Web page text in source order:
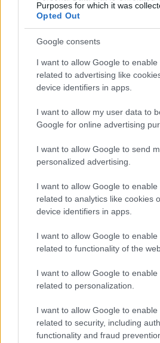
Purposes for which it was
Opted Out
Google consents
I want to allow Google to enable
related to advertising like
device identifiers in apps.
I want to allow my user data to
Google for online advertising
I want to allow Google to send
personalized advertising.
I want to allow Google to enable
related to analytics like cookies
device identifiers in apps.
I want to allow Google to enable
related to functionality of the
I want to allow Google to enable
related to personalization.
I want to allow Google to enable
related to security, including
functionality and fraud
βρίσκεται στην περιοχή των
Τέτοιου είδους «κυκλικές»
η φούσκα. Αν βέβαια υπάρχει
Ίσως μια απάντηση να βρούμε,
οικονομικά αποτελέσματα
OpenAI. Στο πρώτο εξάμηνο
της εταιρείας έφτασαν τα
αυξημένα κατά 16% σε σχέση
δραστηριότητες έρευνας και
6,7 δισ. δολάρια, ενώ
Μια άλλη διάσταση
στέλεχος της
που μίλησε στο Axios για το
αποδόσεις που οι πρώτοι
πιστεύουν όταν επενδύουν,